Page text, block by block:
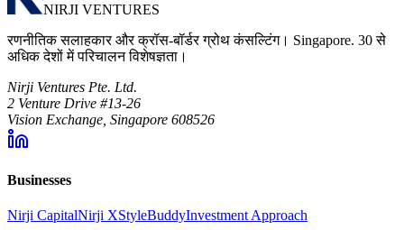
NIRJI VENTURES
रणनीतिक सलाहकार और क्रॉस-बॉर्डर ग्रोथ कंसल्टिंग। Singapore. 30 से
अधिक देशों में परिचालन विशेषज्ञता।
Nirji Ventures Pte. Ltd.
2 Venture Drive #13-26
Vision Exchange, Singapore 608526
Businesses
Nirji CapitalNirji XStyleBuddyInvestment Approach